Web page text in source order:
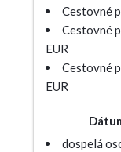
Cestovné
Cestovné
EUR
Cestovné
EUR
dospelá